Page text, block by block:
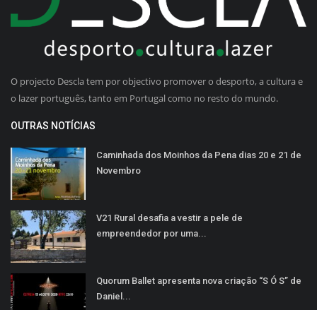
O projecto Descla tem por objectivo promover o desporto, a cultura e
o lazer português, tanto em Portugal como no resto do mundo.
OUTRAS NOTÍCIAS
Caminhada dos Moinhos da Pena dias 20 e 21 de
Novembro
V21 Rural desafia a vestir a pele de
empreendedor por uma...
Quorum Ballet apresenta nova criação “S Ó S” de
Daniel...